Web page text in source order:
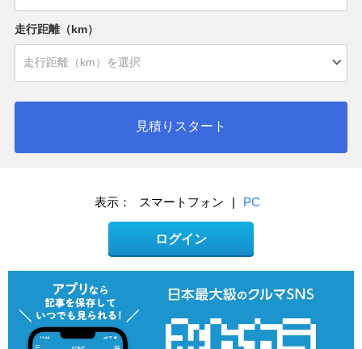
走行距離（km）
見積りスタート
表示： スマートフォン | PC
ログイン